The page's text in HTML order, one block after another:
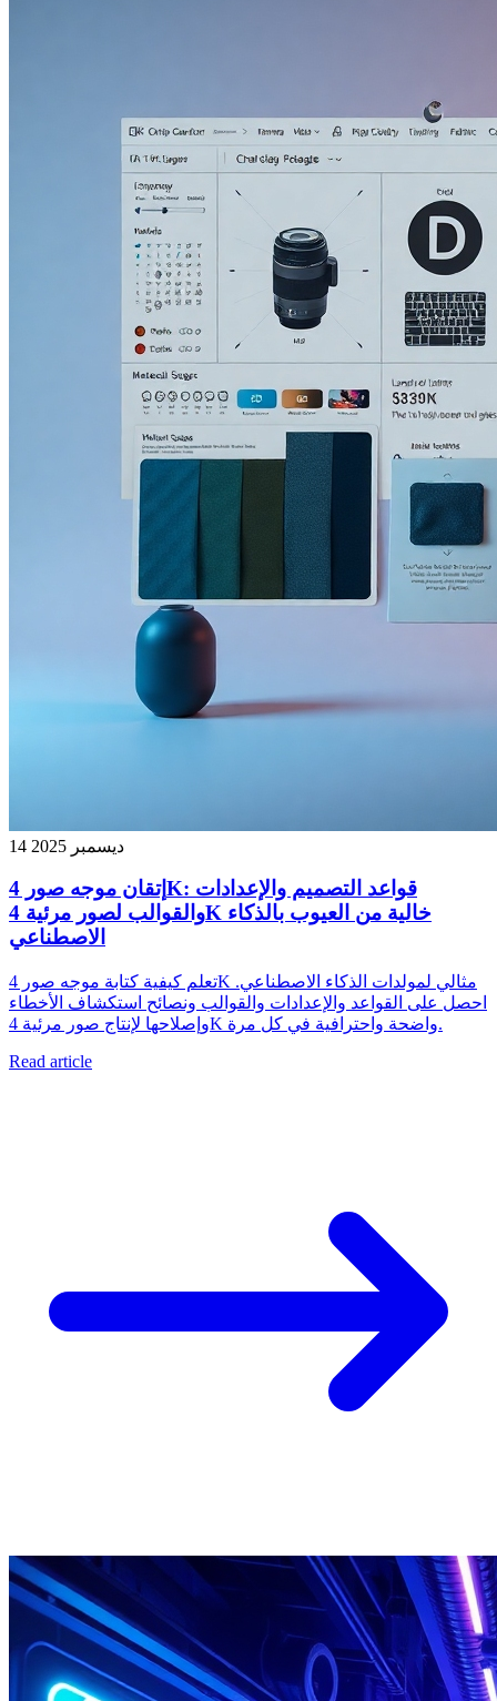
14 ديسمبر 2025
إتقان موجه صور 4K: قواعد التصميم والإعدادات
والقوالب لصور مرئية 4K خالية من العيوب بالذكاء
الاصطناعي
تعلم كيفية كتابة موجه صور 4K مثالي لمولدات الذكاء الاصطناعي.
احصل على القواعد والإعدادات والقوالب ونصائح استكشاف الأخطاء
وإصلاحها لإنتاج صور مرئية 4K واضحة واحترافية في كل مرة.
Read article